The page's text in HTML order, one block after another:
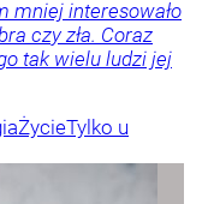
mniej interesowało
czy zła. Coraz
tak wielu ludzi jej
ŻycieTylko u